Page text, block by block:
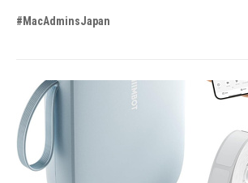
#MacAdminsJapan